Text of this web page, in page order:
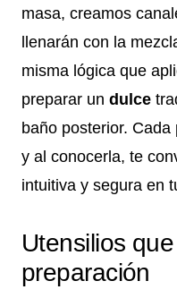
masa, creamos
llenarán con la
misma lógica que
preparar un dulce
baño posterior.
y al conocerla, te
intuitiva y segura en
Utensilios
preparación